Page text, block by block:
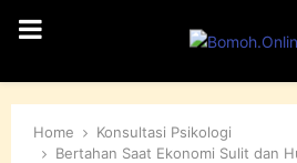
PRIMARY
MENU
Home
Konsultasi Psikologi
Bertahan Saat Ekonomi Sulit dan